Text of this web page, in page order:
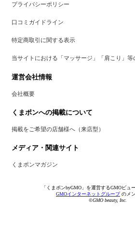
プライバシーポリシー
口コミガイドライン
特定商取引に関する表示
当サイトにおける「マッサージ」「肩こり」等
運営会社情報
会社概要
くまポンへの掲載について
掲載をご希望の店舗様へ（来店型）
メディア・関連サイト
くまポンマガジン
「くまポンbyGMO」を運営するGMOビュ
GMOインターネットグループのメン
©GMO beauty, Inc.